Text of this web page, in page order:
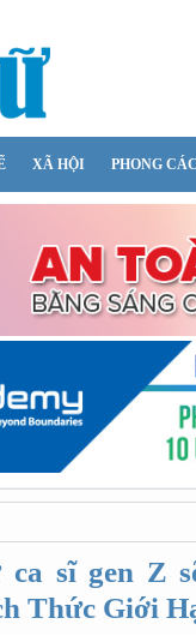
XÃ HỘI PHONG
ca sĩ gen Z
Thức Giới